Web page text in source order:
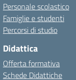
Personale scolastico
Famiglie e studenti
Percorsi di studio
Didattica
Offerta formativa
Schede Didattiche